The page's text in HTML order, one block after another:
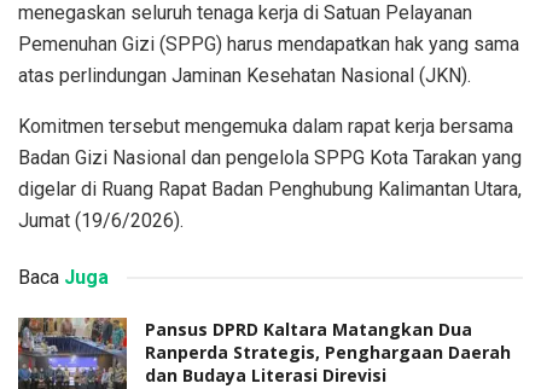
menegaskan seluruh tenaga kerja di Satuan Pelayanan
Pemenuhan Gizi (SPPG) harus mendapatkan hak yang sama
atas perlindungan Jaminan Kesehatan Nasional (JKN).
Komitmen tersebut mengemuka dalam rapat kerja bersama
Badan Gizi Nasional dan pengelola SPPG Kota Tarakan yang
digelar di Ruang Rapat Badan Penghubung Kalimantan Utara,
Jumat (19/6/2026).
Baca Juga
Pansus DPRD Kaltara Matangkan Dua
Ranperda Strategis, Penghargaan Daerah
dan Budaya Literasi Direvisi